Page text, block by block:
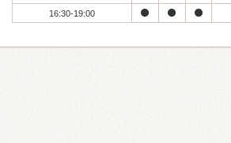
16:30-19:00